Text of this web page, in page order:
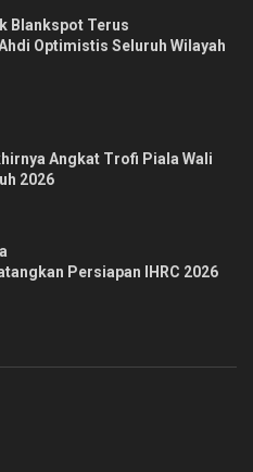
Blankspot Terus
Optimistis Seluruh Wilayah
Angkat Trofi Piala Wali
2026
Persiapan IHRC 2026